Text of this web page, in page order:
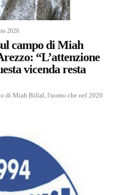
2026
campo di Miah
“L’attenzione
vicenda resta
di Miah Billal, l'uomo che nel 2020